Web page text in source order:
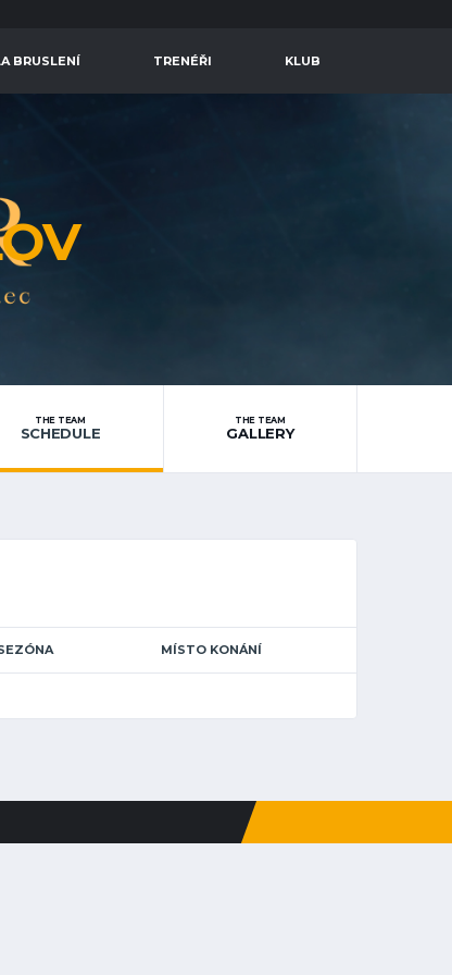
BRUSLENÍ TRENÉŘI KLUB
THE TEAM
SCHEDULE
THE TEAM
GALLERY
MÍSTO KONÁNÍ